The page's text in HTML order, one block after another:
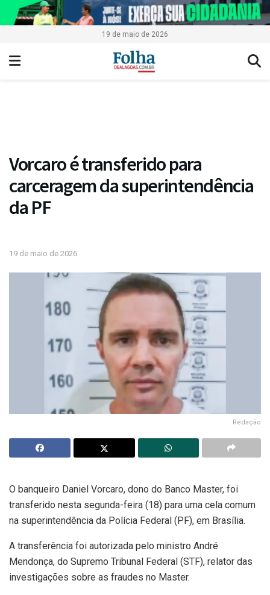
19 de maio de 2026
Vorcaro é transferido para
carceragem da superintendência
da PF
19 de maio de 2026
Redação
O banqueiro Daniel Vorcaro, dono do Banco Master, foi
transferido nesta segunda-feira (18) para uma cela comum
na superintendência da Polícia Federal (PF), em Brasília.
A transferência foi autorizada pelo ministro André
Mendonça, do Supremo Tribunal Federal (STF), relator das
investigações sobre as fraudes no Master.